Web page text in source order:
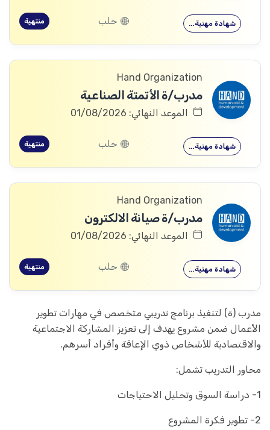
شهادة مهنية… حلب منتهية
Hand Organization
مدرب/ة الأتمتة الصناعية
الموعد النهائي: 01/08/2026
شهادة مهنية… حلب منتهية
Hand Organization
مدرب/ة صيانة الالكترون
الموعد النهائي: 01/08/2026
شهادة مهنية… حلب منتهية
مدرب (ة) لتنفيذ برنامج تدريبي متخصص في مهارات تطوير
الأعمال ضمن مشروع يهدف إلى تعزيز المشاركة الاجتماعية
والاقتصادية للأشخاص ذوي الإعاقة وأفراد أسرهم.
محاور التدريب تشمل:
1- دراسة السوق وتحليل الاحتياجات
2- تطوير فكرة المشروع